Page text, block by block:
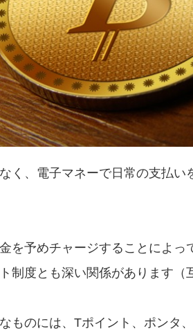
く、電子マネーで日常の支払い
を予めチャージすることによっ
制度とも深い関係があります（
ものには、Tポイント、ポンタ